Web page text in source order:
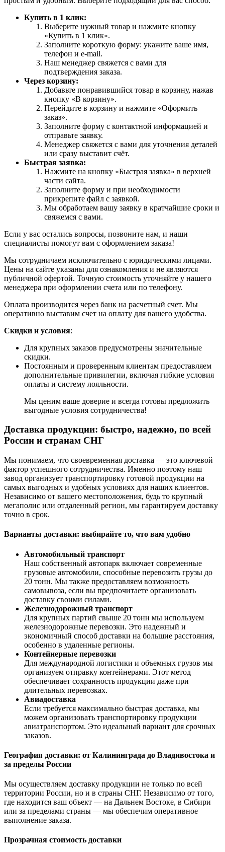
Купить в 1 клик:
Выберите нужный товар и нажмите кнопку
«Купить в 1 клик».
Заполните короткую форму: укажите ваше имя,
телефон и e-mail.
Наш менеджер свяжется с вами для
подтверждения заказа.
Через корзину:
Добавьте понравившийся товар в корзину, нажав
кнопку «В корзину».
Перейдите в корзину и нажмите «Оформить
заказ».
Заполните форму с контактной информацией и
отправьте заявку.
Менеджер свяжется с вами для уточнения деталей
или сразу выставит счёт.
Быстрая заявка:
Нажмите на кнопку «Быстрая заявка» в верхней
части сайта.
Заполните форму и при необходимости
прикрепите файл с заявкой.
Мы обработаем вашу заявку в кратчайшие сроки и
свяжемся с вами.
Если у вас остались вопросы, позвоните нам, и наши
специалисты помогут вам с оформлением заказа!
Мы сотрудничаем исключительно с юридическими лицами.
Цены на сайте указаны для ознакомления и не являются
публичной офертой. Точную стоимость уточняйте у нашего
менеджера при оформлении счета или по телефону.
Оплата производится через банк на расчетный счет. Мы
оперативно выставим счет на оплату для вашего удобства.
Скидки и условия:
Для крупных заказов предусмотрены значительные
скидки.
Постоянным и проверенным клиентам предоставляем
дополнительные привилегии, включая гибкие условия
оплаты и систему лояльности.
Мы ценим ваше доверие и всегда готовы предложить
выгодные условия сотрудничества!
Доставка продукции: быстро, надежно, по всей
России и странам СНГ
Мы понимаем, что своевременная доставка — это ключевой
фактор успешного сотрудничества. Именно поэтому наш
завод организует транспортировку готовой продукции на
самых выгодных и удобных условиях для наших клиентов.
Независимо от вашего местоположения, будь то крупный
мегаполис или отдаленный регион, мы гарантируем доставку
точно в срок.
Варианты доставки: выбирайте то, что вам удобно
Автомобильный транспорт
Наш собственный автопарк включает современные
грузовые автомобили, способные перевозить грузы до
20 тонн. Мы также предоставляем возможность
самовывоза, если вы предпочитаете организовать
доставку своими силами.
Железнодорожный транспорт
Для крупных партий свыше 20 тонн мы используем
железнодорожные перевозки. Это надежный и
экономичный способ доставки на большие расстояния,
особенно в удаленные регионы.
Контейнерные перевозки
Для международной логистики и объемных грузов мы
организуем отправку контейнерами. Этот метод
обеспечивает сохранность продукции даже при
длительных перевозках.
Авиадоставка
Если требуется максимально быстрая доставка, мы
можем организовать транспортировку продукции
авиатранспортом. Это идеальный вариант для срочных
заказов.
География доставки: от Калининграда до Владивостока и
за пределы России
Мы осуществляем доставку продукции не только по всей
территории России, но и в страны СНГ. Независимо от того,
где находится ваш объект — на Дальнем Востоке, в Сибири
или за пределами страны — мы обеспечим оперативное
выполнение заказа.
Прозрачная стоимость доставки